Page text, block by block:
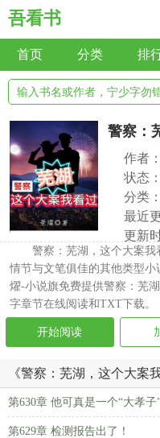
吾看书
首页 分类 排
警察：
作者：
状态
分类
最近
更新
警察：芜湖，这个大案
情节与文笔俱佳的其他类型
燿-小说旗免费提供警察：芜
字章节在线阅读和TXT下载。
开始阅读
《警察：芜湖，这个大案
第630章 他可真是一个“大孝子
第629章 检测报告出了！